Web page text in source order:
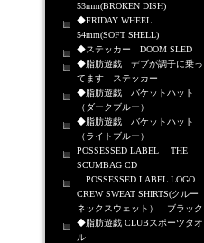
53mm(BROKEN DISH)
◆FRIDAY WHEEL
54mm(SOFT SHELL)
◆ステッカー DOOM SLED
◆脂肪遊戯 デブが調子に乗っ
てます ステッカー
◆脂肪遊戯 バケットハット
（ダークブルー）
◆脂肪遊戯 バケットハット
（ライトブルー）
POSSESSED LABEL THE
SCUMBAG CD
POSSESSED LABEL LOGO
CREW SWEAT SHIRTS(クルー
ネックスウェット） ブラック
◆脂肪遊戯 CLUBスポーツタオ
ル